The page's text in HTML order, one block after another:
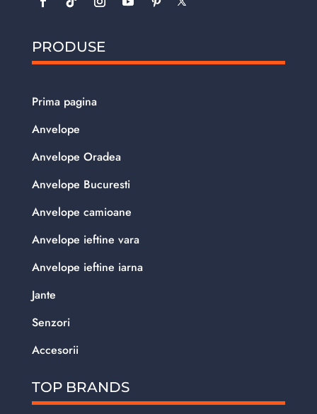
PRODUSE
Prima pagina
Anvelope
Anvelope Oradea
Anvelope Bucuresti
Anvelope camioane
Anvelope ieftine vara
Anvelope ieftine iarna
Jante
Senzori
Accesorii
TOP BRANDS